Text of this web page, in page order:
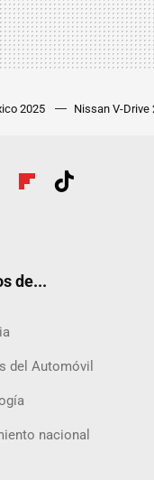
2025 Nissan V-Drive
de...
del Automóvil
nacional